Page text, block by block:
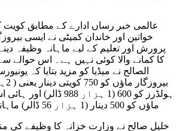
عالمی خبر رساں ادارے کے مطابق
خواتین اور خاندان کمیٹی نے ایسی
پرورش اور تعلیم کے لیے ماہانہ وظیفہ
کا کمانے والا کوئی نہیں ہے۔ اس حوالے
الصالح نے میڈیا کو مزید بتایا کہ
ہولڈرز کو 600 (1 ہزار
ماؤں کو 500 دینار (1 ہزار 56 ڈالر) ماہانہ وظیفہ دیا جائے گا۔
خلیل صالح نے وزارت خزانہ کا وظیفے کی